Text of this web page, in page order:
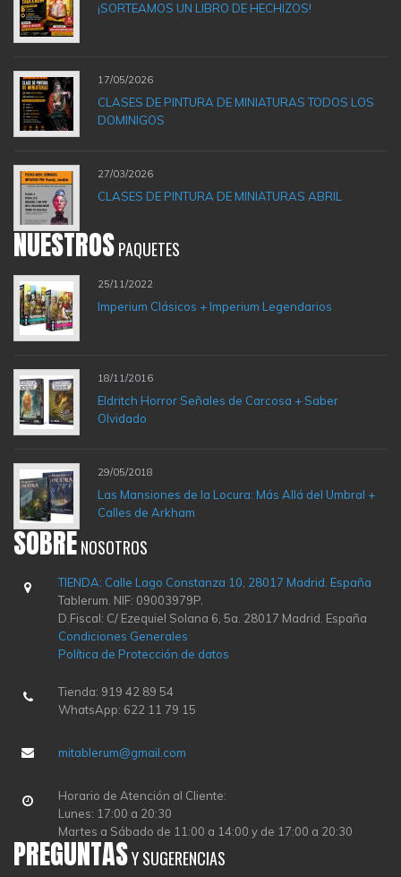
¡SORTEAMOS UN LIBRO DE HECHIZOS!
17/05/2026
CLASES DE PINTURA DE MINIATURAS TODOS LOS
DOMINIGOS
27/03/2026
CLASES DE PINTURA DE MINIATURAS ABRIL
NUESTROSPAQUETES
25/11/2022
Imperium Clásicos + Imperium Legendarios
18/11/2016
Eldritch Horror Señales de Carcosa + Saber
Olvidado
29/05/2018
Las Mansiones de la Locura: Más Allá del Umbral +
Calles de Arkham
SOBRENOSOTROS
TIENDA: Calle Lago Constanza 10, 28017 Madrid. España
Tablerum. NIF: 09003979P.
D.Fiscal: C/ Ezequiel Solana 6, 5a. 28017 Madrid. España
Condiciones Generales
Política de Protección de datos
Tienda: 919 42 89 54
WhatsApp: 622 11 79 15
mitablerum@gmail.com
Horario de Atención al Cliente:
Lunes: 17:00 a 20:30
Martes a Sábado de 11:00 a 14:00 y de 17:00 a 20:30
PREGUNTASY SUGERENCIAS